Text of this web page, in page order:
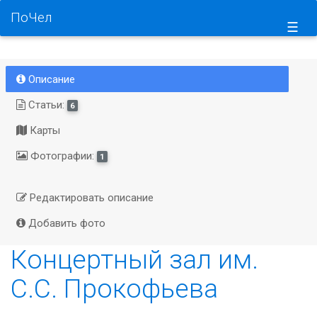
☰
ПоЧел
Описание
Статьи:
6
Карты
Фотографии:
1
Редактировать описание
Добавить фото
Концертный зал им.
С.С. Прокофьева